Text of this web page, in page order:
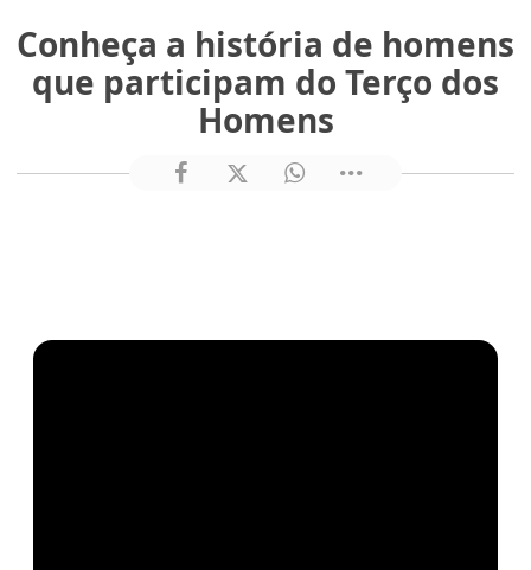
Conheça a história de homens
que participam do Terço dos
Homens